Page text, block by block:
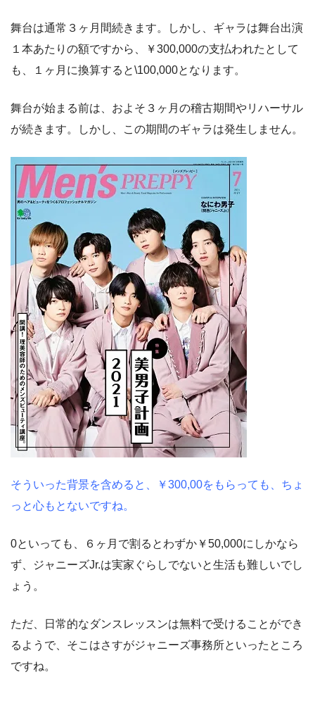
舞台は通常３ヶ月間続きます。しかし、ギャラは舞台出演
１本あたりの額ですから、￥300,000の支払われたとして
も、１ヶ月に換算すると\100,000となります。
舞台が始まる前は、およそ３ヶ月の稽古期間やリハーサル
が続きます。しかし、この期間のギャラは発生しません。
そういった背景を含めると、￥300,00をもらっても、ちょ
っと心もとないですね。
0といっても、６ヶ月で割るとわずか￥50,000にしかなら
ず、ジャニーズJr.は実家ぐらしでないと生活も難しいでし
ょう。
ただ、日常的なダンスレッスンは無料で受けることができ
るようで、そこはさすがジャニーズ事務所といったところ
ですね。